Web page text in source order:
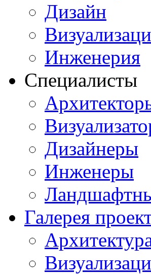
Дизайн
Инженерия
Специалисты
Дизайнеры
Инженеры
Галерея